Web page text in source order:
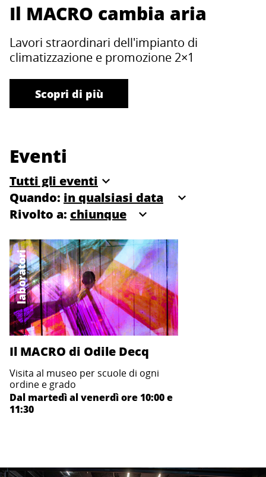
Il MACRO cambia aria
Lavori straordinari dell'impianto di
climatizzazione e promozione 2×1
Scopri di più
Eventi
Quando:
Rivolto a:
laboratori
Il MACRO di Odile Decq
Visita al museo per scuole di ogni
ordine e grado
Dal martedì al venerdì ore 10:00 e
11:30